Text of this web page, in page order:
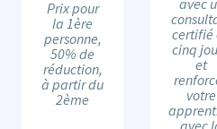
Prix pour
la 1ère
personne,
50% de
réduction,
à partir du
2ème
certifié
cinq
et
votre
avec